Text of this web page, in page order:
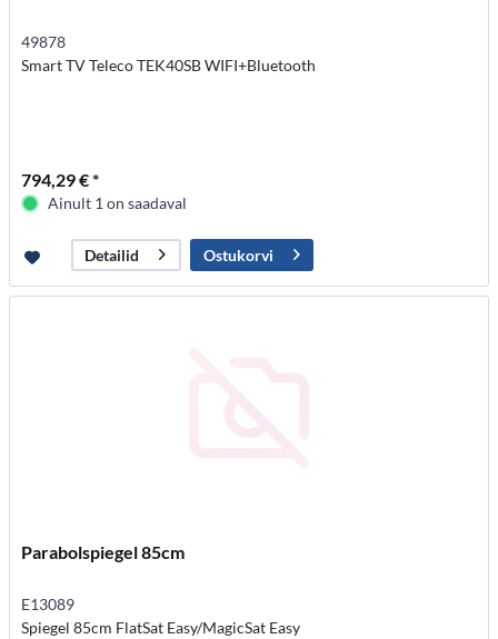
49878
Smart TV Teleco TEK40SB WIFI+Bluetooth
794,29 € *
Ainult 1 on saadaval
Detailid Ostukorvi
Parabolspiegel 85cm
E13089
Spiegel 85cm FlatSat Easy/MagicSat Easy